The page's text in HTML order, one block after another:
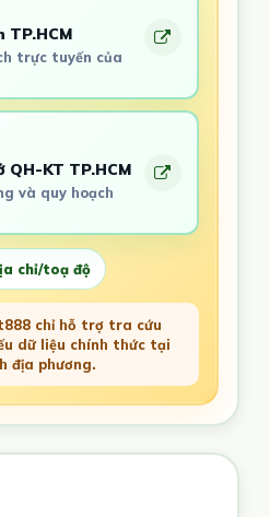
trực tuyến của
QH-KT TP.HCM
và quy hoạch
chỉ/toạ độ
chỉ hỗ trợ tra cứu
dữ liệu chính thức tại
địa phương.